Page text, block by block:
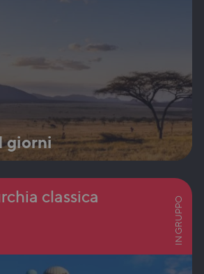
giorni
classica IN GRUPPO